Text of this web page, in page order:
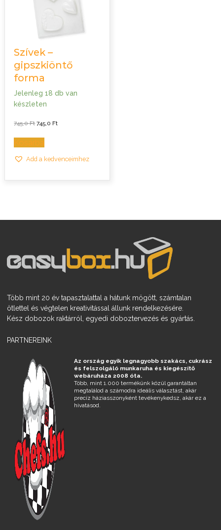
Szívek –
gipszkiöntő
forma
Jelenleg 18 db van
készleten
745,0FtOriginal
745,0 Ft.
745,0FtCurrent
Kosárba
Add a kedvenceimhez
Több mint 20 év tapasztalattal a hátunk mögött, számtalan
ötlettel és végtelen kreativitással állunk rendelkezésére.
Kész dobozok raktárról, egyedi doboztervezés és gyártás.
PARTNEREINK
Az ország egyik legnagyobb szakács, cukrász
és felszolgáló munkaruha és kiegészítő
webáruháza 2008 óta.
Több, mint 1.000 termékünk közül garantáltan
megtalálod a számodra ideális választást, akár
precíz háziasszonyként tevékenykedsz, akár ez a
hivatásod.